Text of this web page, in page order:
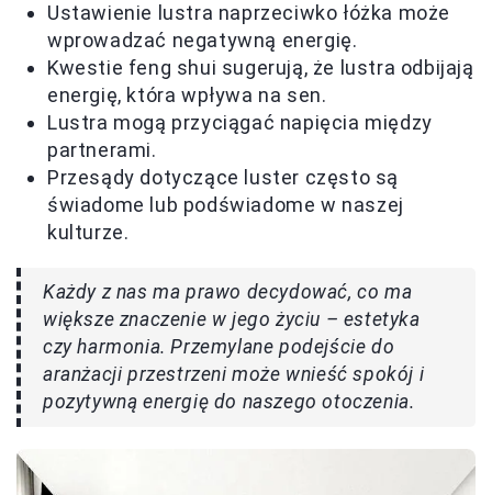
Ustawienie lustra naprzeciwko łóżka może
wprowadzać negatywną energię.
Kwestie feng shui sugerują, że lustra odbijają
energię, która wpływa na sen.
Lustra mogą przyciągać napięcia między
partnerami.
Przesądy dotyczące luster często są
świadome lub podświadome w naszej
kulturze.
Każdy z nas ma prawo decydować, co ma
większe znaczenie w jego życiu – estetyka
czy harmonia. Przemylane podejście do
aranżacji przestrzeni może wnieść spokój i
pozytywną energię do naszego otoczenia.